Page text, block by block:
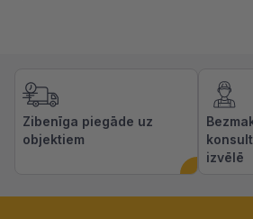
Zibenīga piegāde uz
objektiem
izvēlē